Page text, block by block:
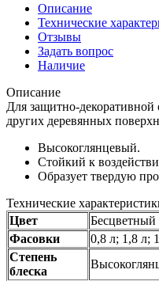
Описание
Технические
Отзывы
Задать вопрос
Наличие
Описание
Для защитно-
других деревянных
Высокоглянцевый.
Стойкий к
Образует твердую
Технические
Цвет
Бесцветный
Фасовки
0,8 л; 1,8 л;
Степень
блеска